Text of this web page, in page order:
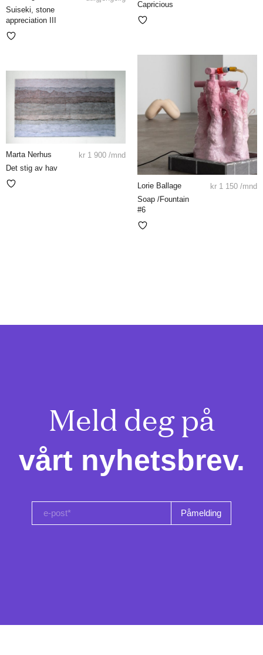
Suiseki, stone
appreciation III
Capricious
Lorie Ballage
Soap /Fountain
#6
kr 1 150 /mnd
Marta Nerhus
Det stig av hav
kr 1 900 /mnd
Meld deg på
vårt nyhetsbrev.
e-post*